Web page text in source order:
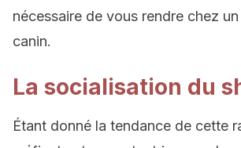
nécessaire de vous rendre chez
canin.
La socialisation du
Étant donné la tendance de cette